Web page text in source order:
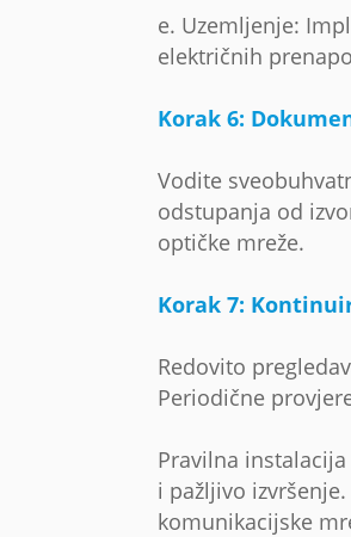
e. Uzemljenje:
električnih
Korak 6:
Vodite
odstupanja od
optičke mreže.
Korak 7:
Redovito
Periodične
Pravilna
i pažljivo
komunikacijske